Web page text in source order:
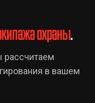
охраны.
рассчитаем
в вашем